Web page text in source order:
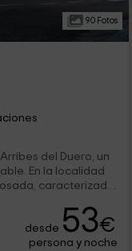
90 Fotos
del Duero, un
caracterizada
lugar de descanso
te dejará con la
desde 53€
persona y noche